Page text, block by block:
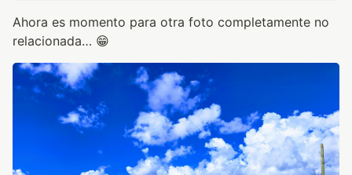
Ahora es momento para otra foto completamente no
relacionada… 😁